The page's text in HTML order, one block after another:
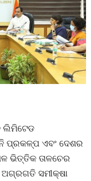
ଲିମିଟେଡ
ପ୍ରକଳ୍ପ ଏବଂ ଦେଶର
ଭିତ୍ତିକ ତାଳଚେର
ସମୀକ୍ଷା